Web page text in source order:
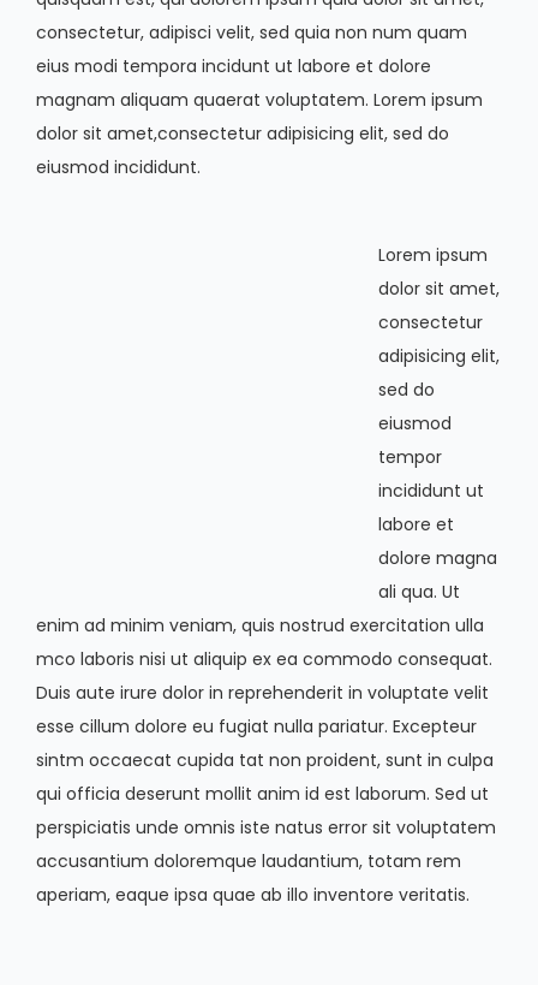
consectetur, adipisci velit, sed quia non num quam
eius modi tempora incidunt ut labore et dolore
magnam aliquam quaerat voluptatem. Lorem ipsum
dolor sit amet,consectetur adipisicing elit, sed do
eiusmod incididunt.
Lorem ipsum
dolor sit amet,
consectetur
adipisicing elit,
sed do
eiusmod
tempor
incididunt ut
labore et
dolore magna
ali qua. Ut
enim ad minim veniam, quis nostrud exercitation ulla
mco laboris nisi ut aliquip ex ea commodo consequat.
Duis aute irure dolor in reprehenderit in voluptate velit
esse cillum dolore eu fugiat nulla pariatur. Excepteur
sintm occaecat cupida tat non proident, sunt in culpa
qui officia deserunt mollit anim id est laborum. Sed ut
perspiciatis unde omnis iste natus error sit voluptatem
accusantium doloremque laudantium, totam rem
aperiam, eaque ipsa quae ab illo inventore veritatis.